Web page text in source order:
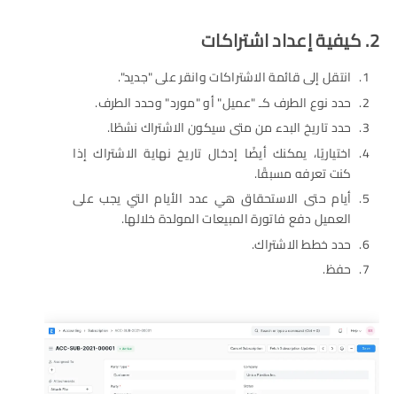
2. كيفية إعداد اشتراكات
انتقل إلى قائمة الاشتراكات وانقر على "جديد".
حدد نوع الطرف كـ "عميل" أو "مورد" وحدد الطرف.
حدد تاريخ البدء من متى سيكون الاشتراك نشطًا.
اختياريًا، يمكنك أيضًا إدخال تاريخ نهاية الاشتراك إذا
كنت تعرفه مسبقًا.
أيام حتى الاستحقاق هي عدد الأيام التي يجب على
العميل دفع فاتورة المبيعات المولدة خلالها.
حدد خطط الاشتراك.
حفظ.